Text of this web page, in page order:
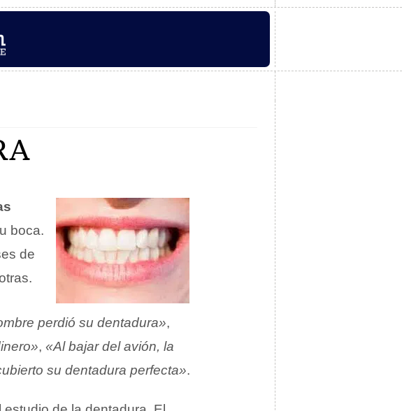
boca.
de
perdió su dentadura»,
, «Al bajar del avión, la
su dentadura perfecta».